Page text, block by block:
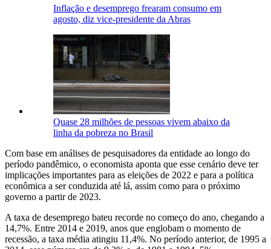
Inflação e desemprego frearam consumo em
agosto, diz vice-presidente da Abras
Quase 28 milhões de pessoas vivem abaixo da
linha da pobreza no Brasil
Com base em análises de pesquisadores da entidade ao longo do
período pandêmico, o economista aponta que esse cenário deve ter
implicações importantes para as eleições de 2022 e para a política
econômica a ser conduzida até lá, assim como para o próximo
governo a partir de 2023.
A taxa de desemprego bateu recorde no começo do ano, chegando a
14,7%. Entre 2014 e 2019, anos que englobam o momento de
recessão, a taxa média atingiu 11,4%. No período anterior, de 1995 a